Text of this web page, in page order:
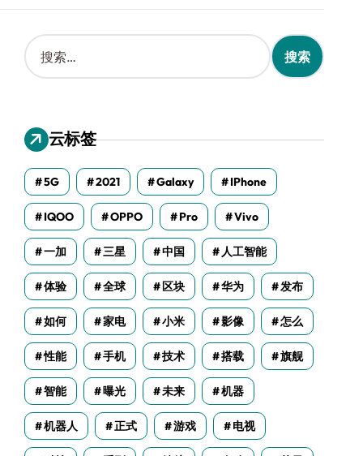
搜
索
：
云标签
5G 2021 Galaxy IPhone
IQOO OPPO Pro Vivo
一加 三星 中国 人工智能
体验 全球 区块 华为 发布
如何 家电 小米 影像 怎么
性能 手机 技术 搭载 旗舰
智能 曝光 未来 机器
机器人 正式 游戏 电视